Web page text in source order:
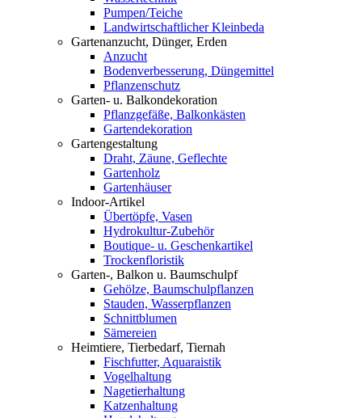
Pumpen/Teiche
Landwirtschaftlicher Kleinbeda
Gartenanzucht, Dünger, Erden
Anzucht
Bodenverbesserung, Düngemittel
Pflanzenschutz
Garten- u. Balkondekoration
Pflanzgefäße, Balkonkästen
Gartendekoration
Gartengestaltung
Draht, Zäune, Geflechte
Gartenholz
Gartenhäuser
Indoor-Artikel
Übertöpfe, Vasen
Hydrokultur-Zubehör
Boutique- u. Geschenkartikel
Trockenfloristik
Garten-, Balkon u. Baumschulpf
Gehölze, Baumschulpflanzen
Stauden, Wasserpflanzen
Schnittblumen
Sämereien
Heimtiere, Tierbedarf, Tiernah
Fischfutter, Aquaraistik
Vogelhaltung
Nagetierhaltung
Katzenhaltung